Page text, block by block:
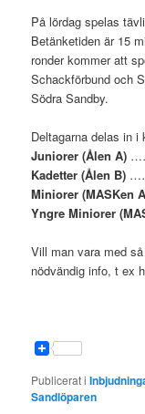
På lördag spelas
Betänketiden är 15
ronder kommer att
Schackförbund och
Södra Sandby.
Deltagarna delas in i
Juniorer (Ålen A)
Kadetter (Ålen B)
Miniorer (MASKen
Yngre Miniorer
Vill man vara med
nödvändig info, t ex
Publicerat i
Sandlöparen